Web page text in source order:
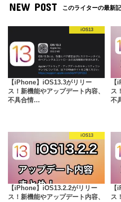
NEW POST このライターの最新
iOS13
【iPhone】iOS13.3がリリー
ス！新機能やアップデート内容、
不具合情…
ス
不
iOS13
【iPhone】iOS13.2.2がリリー
ス！新機能やアップデート内容、
ス